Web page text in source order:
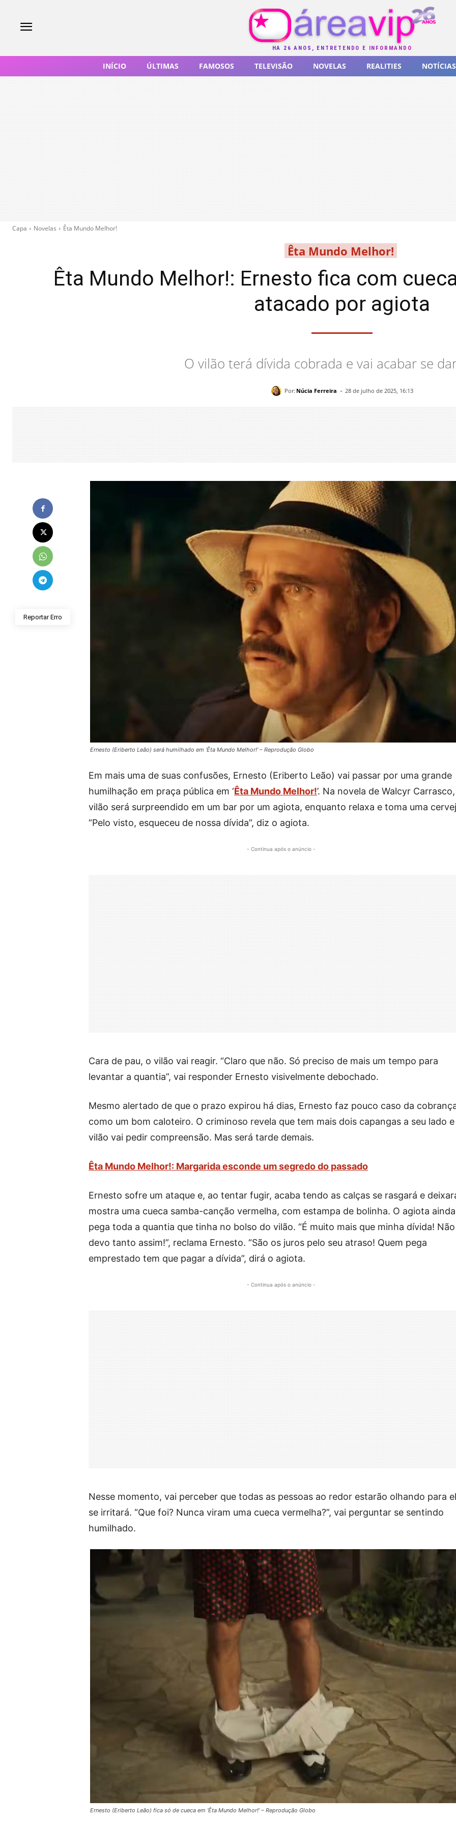
HÁ 26 ANOS, ENTRETENDO E INFORMANDO
INÍCIO ÚLTIMAS FAMOSOS TELEVISÃO NOVELAS REALITIES NOTÍCIAS
Capa Novelas Êta Mundo Melhor!
Êta Mundo Melhor!
Êta Mundo Melhor!: Ernesto fica com
atacado por agiota
O vilão terá dívida cobrada e vai acabar se
Por: Núcia Ferreira - 28 de julho de 2025, 16:13
Reportar Erro
Ernesto (Eriberto Leão) será humilhado em ‘Êta Mundo Melhor!’ – Reprodução Globo
Em mais uma de suas confusões, Ernesto (Eriberto Leão) vai passar por uma grande
humilhação em praça pública em ‘Êta Mundo Melhor!’. Na novela de Walcyr
vilão será surpreendido em um bar por um agiota, enquanto relaxa e toma uma
“Pelo visto, esqueceu de nossa dívida”, diz o agiota.
- Continua após o anúncio -
Cara de pau, o vilão vai reagir. “Claro que não. Só preciso de mais um tempo para
levantar a quantia”, vai responder Ernesto visivelmente debochado.
Mesmo alertado de que o prazo expirou há dias, Ernesto faz pouco caso da
como um bom caloteiro. O criminoso revela que tem mais dois capangas a seu lado
vilão vai pedir compreensão. Mas será tarde demais.
Êta Mundo Melhor!: Margarida esconde um segredo do passado
Ernesto sofre um ataque e, ao tentar fugir, acaba tendo as calças se rasgará e
mostra uma cueca samba-canção vermelha, com estampa de bolinha. O agiota ainda
pega toda a quantia que tinha no bolso do vilão. “É muito mais que minha dívida! Não
devo tanto assim!”, reclama Ernesto. “São os juros pelo seu atraso! Quem pega
emprestado tem que pagar a dívida”, dirá o agiota.
- Continua após o anúncio -
Nesse momento, vai perceber que todas as pessoas ao redor estarão olhando para
se irritará. “Que foi? Nunca viram uma cueca vermelha?”, vai perguntar se sentindo
humilhado.
Ernesto (Eriberto Leão) fica só de cueca em ‘Êta Mundo Melhor!’ – Reprodução Globo